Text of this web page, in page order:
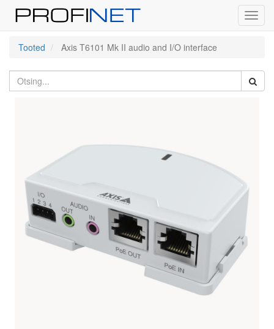
Tooted
Axis T6101 Mk II audio and I/O interface